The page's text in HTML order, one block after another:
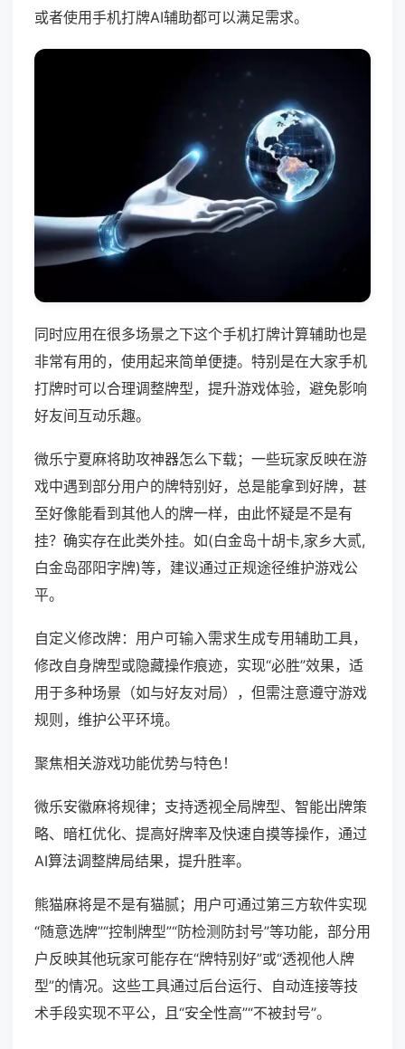
或者使用手机打牌AI辅助都可以满足需求。
同时应用在很多场景之下这个手机打牌计算辅助也是
非常有用的，使用起来简单便捷。特别是在大家手机
打牌时可以合理调整牌型，提升游戏体验，避免影响
好友间互动乐趣。
微乐宁夏麻将助攻神器怎么下载；一些玩家反映在游
戏中遇到部分用户的牌特别好，总是能拿到好牌，甚
至好像能看到其他人的牌一样，由此怀疑是不是有
挂？确实存在此类外挂。如(白金岛十胡卡,家乡大贰,
白金岛邵阳字牌)等，建议通过正规途径维护游戏公
平。
自定义修改牌：用户可输入需求生成专用辅助工具，
修改自身牌型或隐藏操作痕迹，实现“必胜”效果，适
用于多种场景（如与好友对局），但需注意遵守游戏
规则，维护公平环境。
聚焦相关游戏功能优势与特色！
微乐安徽麻将规律；支持透视全局牌型、智能出牌策
略、暗杠优化、提高好牌率及快速自摸等操作，通过
AI算法调整牌局结果，提升胜率。
熊猫麻将是不是有猫腻；用户可通过第三方软件实现
“随意选牌”“控制牌型”“防检测防封号”等功能，部分用
户反映其他玩家可能存在“牌特别好”或“透视他人牌
型”的情况。这些工具通过后台运行、自动连接等技
术手段实现不平公，且“安全性高”“不被封号”。